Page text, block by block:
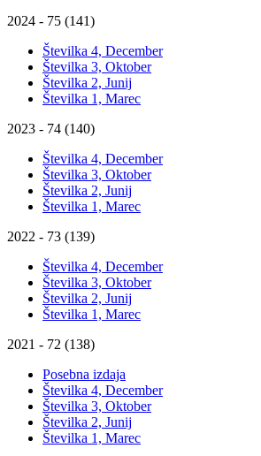
2024 - 75 (141)
Številka 4, December
Številka 3, Oktober
Številka 2, Junij
Številka 1, Marec
2023 - 74 (140)
Številka 4, December
Številka 3, Oktober
Številka 2, Junij
Številka 1, Marec
2022 - 73 (139)
Številka 4, December
Številka 3, Oktober
Številka 2, Junij
Številka 1, Marec
2021 - 72 (138)
Posebna izdaja
Številka 4, December
Številka 3, Oktober
Številka 2, Junij
Številka 1, Marec